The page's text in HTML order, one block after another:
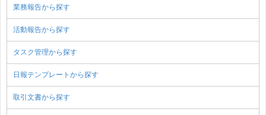
業務報告から探す
活動報告から探す
タスク管理から探す
日報テンプレートから探す
取引文書から探す